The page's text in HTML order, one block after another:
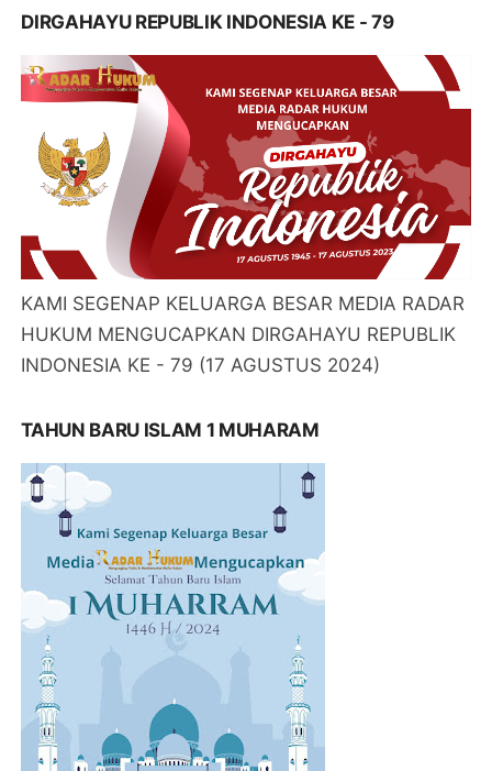
DIRGAHAYU REPUBLIK INDONESIA KE - 79
KAMI SEGENAP KELUARGA BESAR MEDIA RADAR
HUKUM MENGUCAPKAN DIRGAHAYU REPUBLIK
INDONESIA KE - 79 (17 AGUSTUS 2024)
TAHUN BARU ISLAM 1 MUHARAM